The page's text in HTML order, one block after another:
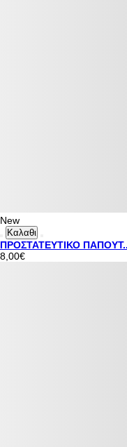
New
Καλαθι
ΠΡΟΣΤΑΤΕΥΤΙΚΟ ΠΑΠΟΥΤ..
8,00€